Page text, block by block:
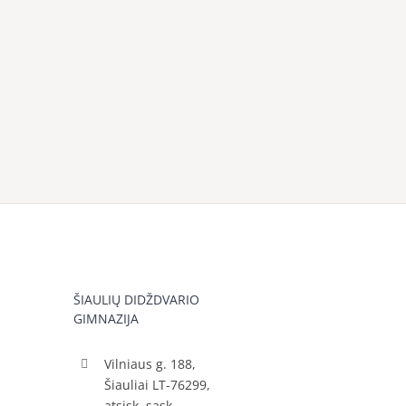
ŠIAULIŲ DIDŽDVARIO
GIMNAZIJA
Vilniaus g. 188,
Šiauliai LT-76299,